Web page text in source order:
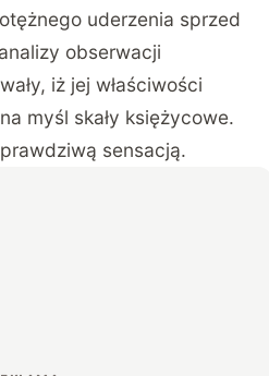
uderzenia sprzed
obserwacji
iż jej właściwości
myśl skały księżycowe.
sensacją.